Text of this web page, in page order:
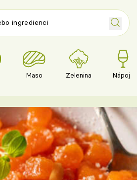
Maso Zelenina Nápoje